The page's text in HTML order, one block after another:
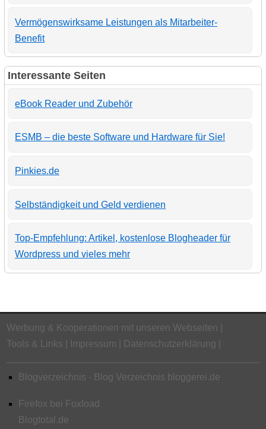
Vermögenswirksame Leistungen als Mitarbeiter-
Benefit
Interessante Seiten
eBook Reader und Zubehör
ESMB – die beste Software und Hardware für Sie!
Pinkies.de
Selbständigkeit und Geld verdienen
Top-Empfehlung: Artikel, kostenlose Blogheader für
Wordpress und vieles mehr
Werbung & Kooperationen mit unseren Webseiten
Tools & Links
Impressum Datenschutzerklärung
Blogverzeichnis - Blog Verzeichnis bloggerei.de
Firefox bei Foxload
Blogtotal.de